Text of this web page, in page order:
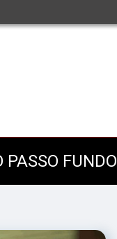
PASSO FUNDO